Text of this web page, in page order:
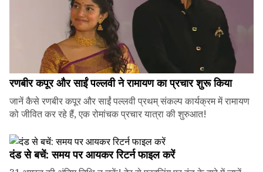
रणबीर कपूर और साईं पल्लवी ने रामायण का प्रचार शुरू किया
जानें कैसे रणबीर कपूर और साईं पल्लवी प्रथम् संकल्प कार्यक्रम में रामायण
को जीवित कर रहे हैं, एक रोमांचक प्रचार यात्रा की शुरुआत!
दंड से बचें: समय पर आयकर रिटर्न फाइल करें